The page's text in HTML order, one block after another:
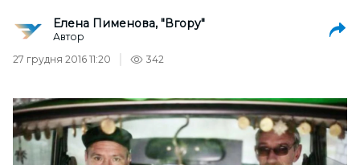
Елена Пименова, "Вгору"
Автор
27 грудня 2016 11:20
342